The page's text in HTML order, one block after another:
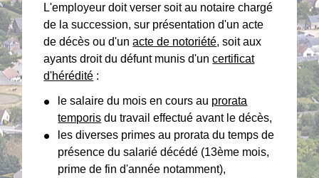
L'employeur doit verser soit au notaire chargé
de la succession, sur présentation d'un acte
de décès ou d'unacte de notoriété, soit aux
ayants droit du défunt munis d'uncertificat
d'hérédité :
le salaire du mois en cours au prorata
temporis du travail effectué avant le décès,
les diverses primes au prorata du temps de
présence du salarié décédé (13ème mois,
prime de fin d'année notamment),